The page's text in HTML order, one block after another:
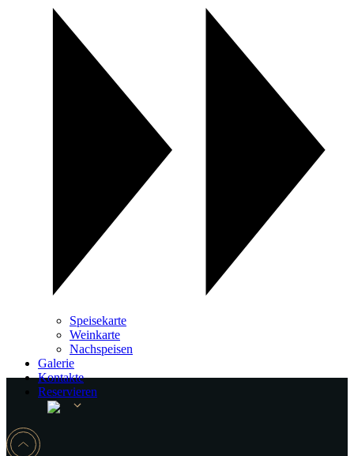
Speisekarte
Weinkarte
Nachspeisen
Galerie
Kontakte
Reservieren